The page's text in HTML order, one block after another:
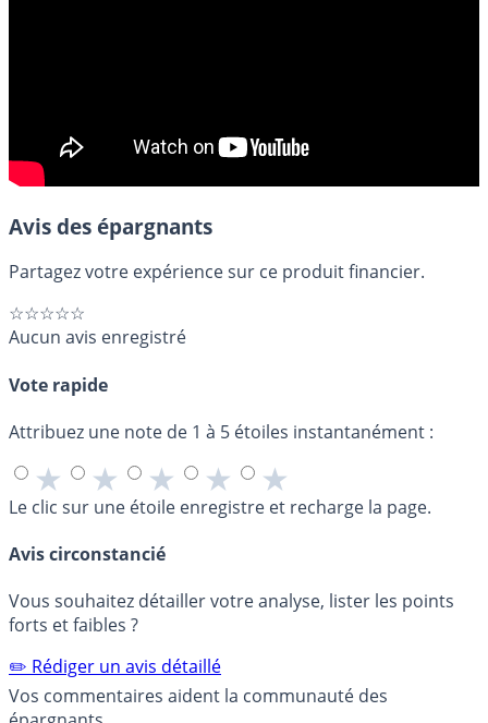
Avis des épargnants
Partagez votre expérience sur ce produit financier.
☆☆☆☆☆
Aucun avis enregistré
Vote rapide
Attribuez une note de 1 à 5 étoiles instantanément :
★ ★ ★ ★ ★
Le clic sur une étoile enregistre et recharge la page.
Avis circonstancié
Vous souhaitez détailler votre analyse, lister les points
forts et faibles ?
✏️ Rédiger un avis détaillé
Vos commentaires aident la communauté des